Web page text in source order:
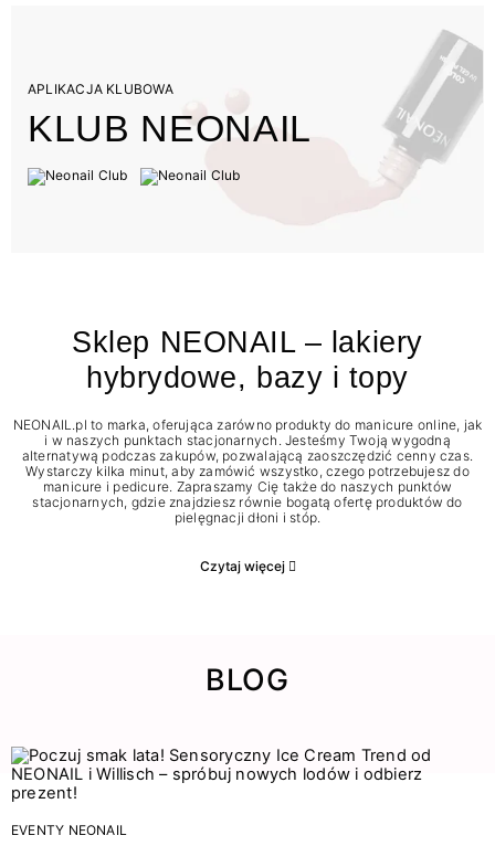
APLIKACJA KLUBOWA
KLUB NEONAIL
Sklep NEONAIL – lakiery
hybrydowe, bazy i topy
NEONAIL.pl to marka, oferująca zarówno produkty do manicure online, jak
i w naszych punktach stacjonarnych. Jesteśmy Twoją wygodną
alternatywą podczas zakupów, pozwalającą zaoszczędzić cenny czas.
Wystarczy kilka minut, aby zamówić wszystko, czego potrzebujesz do
manicure i pedicure. Zapraszamy Cię także do naszych punktów
stacjonarnych, gdzie znajdziesz równie bogatą ofertę produktów do
pielęgnacji dłoni i stóp.
Czytaj więcej
BLOG
EVENTY NEONAIL